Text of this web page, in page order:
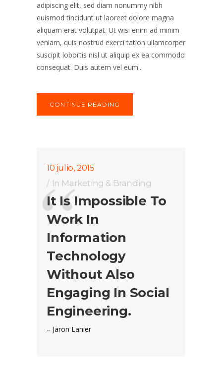
adipiscing elit, sed diam nonummy nibh
euismod tincidunt ut laoreet dolore magna
aliquam erat volutpat. Ut wisi enim ad minim
veniam, quis nostrud exerci tation ullamcorper
suscipit lobortis nisl ut aliquip ex ea commodo
consequat. Duis autem vel eum...
CONTINUE READING
10 julio, 2015
In Marketing & Branding
It Is Impossible To
Work In
Information
Technology
Without Also
Engaging In Social
Engineering.
– Jaron Lanier